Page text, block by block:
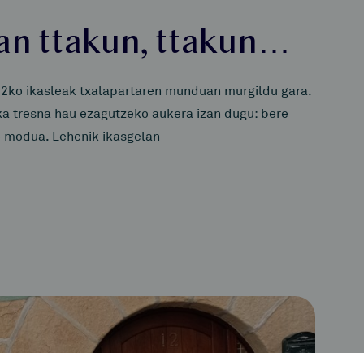
ttakun, ttakun…
ikasleak txalapartaren munduan murgildu gara.
tresna hau ezagutzeko aukera izan dugu: bere
Lehenik ikasgelan